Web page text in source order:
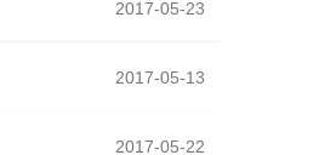
2017-05-23
2017-05-13
2017-05-22